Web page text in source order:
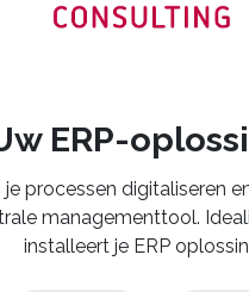
ERP-
je processen digitaliseren
managementtool.
installeert je ERP